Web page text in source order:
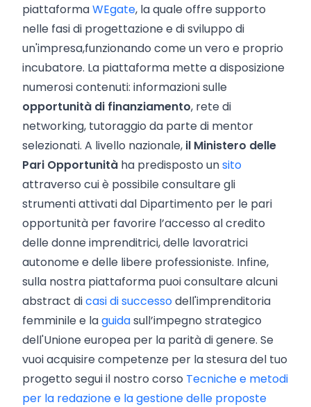
piattaformaWEgate, la quale offre supporto
nelle fasi di progettazione e di sviluppo di
un'impresa,funzionando come un vero e proprio
incubatore. La piattaforma mette a disposizione
numerosi contenuti: informazioni sulle
opportunità di finanziamento, rete di
networking, tutoraggio da parte di mentor
selezionati. A livello nazionale, il Ministero delle
Pari Opportunità ha predisposto unsito
attraverso cui è possibile consultare gli
strumenti attivati dal Dipartimento per le pari
opportunità per favorire l’accesso al credito
delle donne imprenditrici, delle lavoratrici
autonome e delle libere professioniste. Infine,
sulla nostra piattaforma puoi consultare alcuni
abstract dicasi di successodell'imprenditoria
femminile e laguidasull’impegno strategico
dell'Unione europea per la parità di genere. Se
vuoi acquisire competenze per la stesura del tuo
progetto segui il nostro corso Tecniche e metodi
per la redazione e la gestione delle proposte